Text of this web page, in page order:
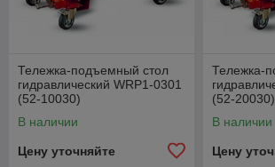
Тележка-подъемный стол
гидравлический WRP1-0301
(52-10030)
В наличии
Цену уточняйте
Тележка-
(52-20030)
В наличии
Цену